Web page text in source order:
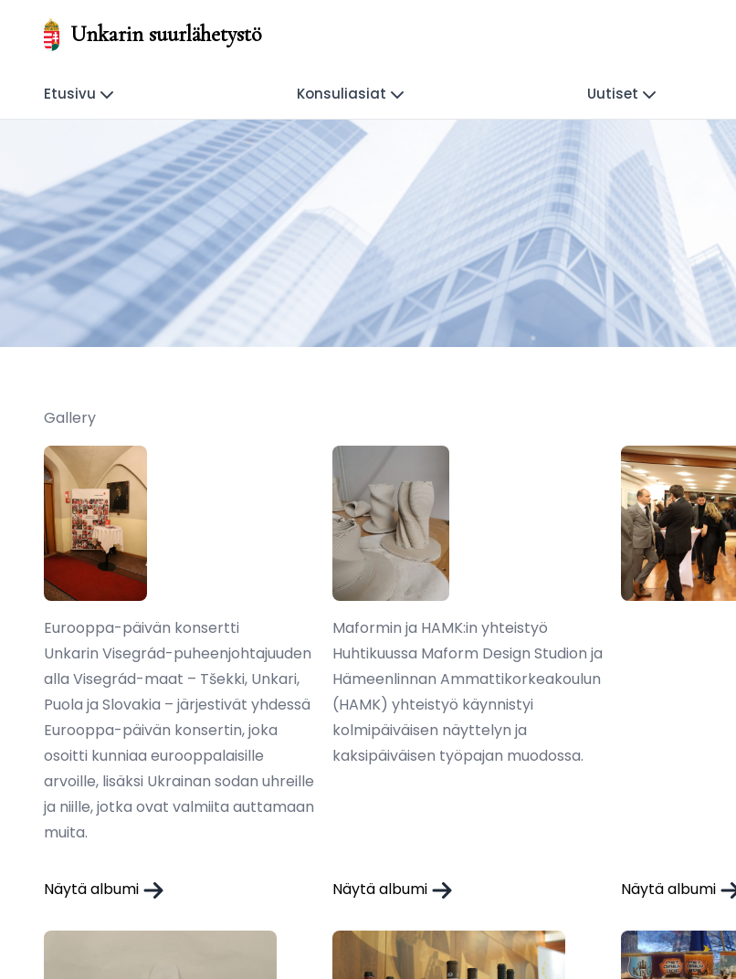
Unkarin suurlähetystö
Etusivu Konsuliasiat Uutiset
Gallery
Eurooppa-päivän konsertti
Unkarin Visegrád-puheenjohtajuuden
alla Visegrád-maat – Tšekki, Unkari,
Puola ja Slovakia – järjestivät yhdessä
Eurooppa-päivän konsertin, joka
osoitti kunniaa eurooppalaisille
arvoille, lisäksi Ukrainan sodan uhreille
ja niille, jotka ovat valmiita auttamaan
muita.
Näytä albumi
Maformin ja HAMK:in yhteistyö
Huhtikuussa Maform Design Studion ja
Hämeenlinnan Ammattikorkeakoulun
(HAMK) yhteistyö käynnistyi
kolmipäiväisen näyttelyn ja
kaksipäiväisen työpajan muodossa.
Näytä albumi Näytä albumi